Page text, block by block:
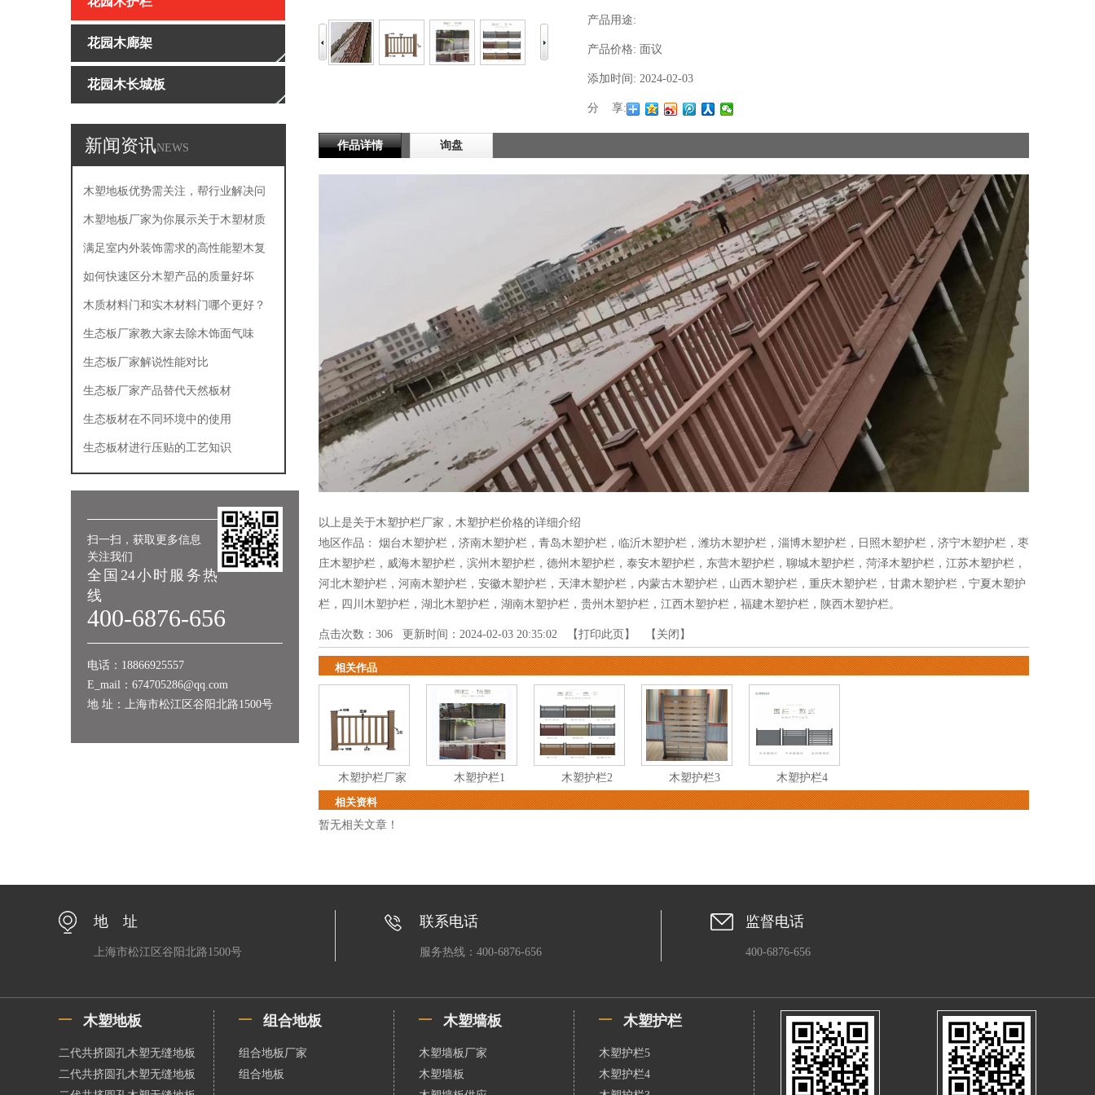
花园木廊架
花园木长城板
新闻资讯NEWS
木塑地板优势需关注，帮行业解决问
题
木塑地板厂家为你展示关于木塑材质
的主要产品特点
满足室内外装饰需求的高性能塑木复
合板
如何快速区分木塑产品的质量好坏
木质材料门和实木材料门哪个更好？
生态板厂家教大家去除木饰面气味
生态板厂家解说性能对比
生态板厂家产品替代天然板材
生态板材在不同环境中的使用
生态板材进行压贴的工艺知识
扫一扫，获取更多信息
关注我们
全国24小时服务热
线
400-6876-656
电话：18866925557
E_mail：674705286@qq.com
地 址：上海市松江区谷阳北路1500号
产品用途:
产品价格: 面议
添加时间: 2024-02-03
分 享:
作品详情 询盘
以上是关于木塑护栏厂家，木塑护栏价格的详细介绍
地区作品： 烟台木塑护栏， 济南木塑护栏， 青岛木塑护栏， 临沂木塑护栏， 潍坊木塑护栏， 淄博木塑护栏， 日照木塑护栏， 济宁木塑护栏， 枣
庄木塑护栏， 威海木塑护栏， 滨州木塑护栏， 德州木塑护栏， 泰安木塑护栏， 东营木塑护栏， 聊城木塑护栏， 菏泽木塑护栏， 江苏木塑护栏，
河北木塑护栏， 河南木塑护栏， 安徽木塑护栏， 天津木塑护栏， 内蒙古木塑护栏， 山西木塑护栏， 重庆木塑护栏， 甘肃木塑护栏， 宁夏木塑护
栏， 四川木塑护栏， 湖北木塑护栏， 湖南木塑护栏， 贵州木塑护栏， 江西木塑护栏， 福建木塑护栏， 陕西木塑护栏。
点击次数： 306更新时间：2024-02-03 20:35:02 【打印此页 】 【 关闭 】
相关作品
木塑护栏厂家 木塑护栏1 木塑护栏2 木塑护栏3
木塑护栏4
相关资料
暂无相关文章！
地 址
上海市松江区谷阳北路1500号
联系电话
服务热线：400-6876-656
监督电话
400-6876-656
木塑地板
二代共挤圆孔木塑无缝地板
二代共挤圆孔木塑无缝地板
组合地板
组合地板厂家
组合地板
木塑墙板
木塑墙板厂家
木塑墙板
木塑护栏
木塑护栏5
木塑护栏4